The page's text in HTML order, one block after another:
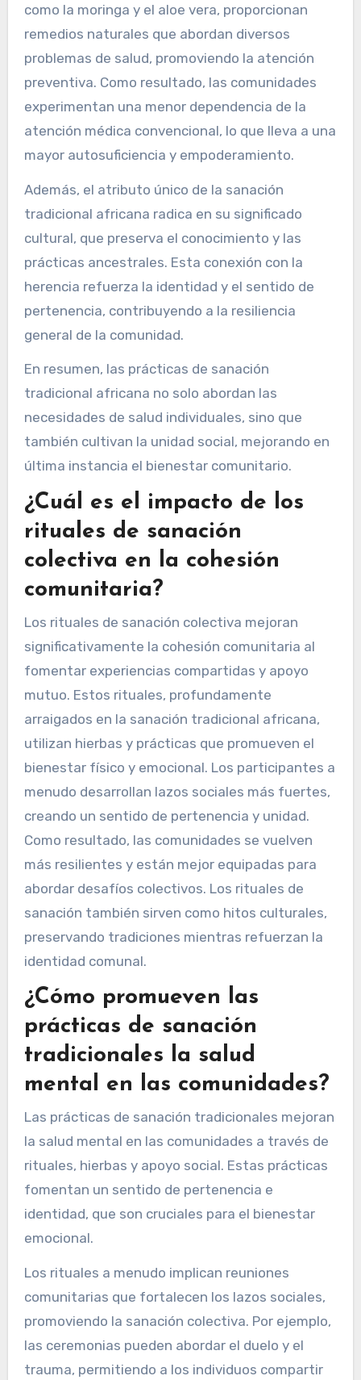
como la moringa y el aloe vera, proporcionan
remedios naturales que abordan diversos
problemas de salud, promoviendo la atención
preventiva. Como resultado, las comunidades
experimentan una menor dependencia de la
atención médica convencional, lo que lleva a una
mayor autosuficiencia y empoderamiento.
Además, el atributo único de la sanación
tradicional africana radica en su significado
cultural, que preserva el conocimiento y las
prácticas ancestrales. Esta conexión con la
herencia refuerza la identidad y el sentido de
pertenencia, contribuyendo a la resiliencia
general de la comunidad.
En resumen, las prácticas de sanación
tradicional africana no solo abordan las
necesidades de salud individuales, sino que
también cultivan la unidad social, mejorando en
última instancia el bienestar comunitario.
¿Cuál es el impacto de los
rituales de sanación
colectiva en la cohesión
comunitaria?
Los rituales de sanación colectiva mejoran
significativamente la cohesión comunitaria al
fomentar experiencias compartidas y apoyo
mutuo. Estos rituales, profundamente
arraigados en la sanación tradicional africana,
utilizan hierbas y prácticas que promueven el
bienestar físico y emocional. Los participantes a
menudo desarrollan lazos sociales más fuertes,
creando un sentido de pertenencia y unidad.
Como resultado, las comunidades se vuelven
más resilientes y están mejor equipadas para
abordar desafíos colectivos. Los rituales de
sanación también sirven como hitos culturales,
preservando tradiciones mientras refuerzan la
identidad comunal.
¿Cómo promueven las
prácticas de sanación
tradicionales la salud
mental en las comunidades?
Las prácticas de sanación tradicionales mejoran
la salud mental en las comunidades a través de
rituales, hierbas y apoyo social. Estas prácticas
fomentan un sentido de pertenencia e
identidad, que son cruciales para el bienestar
emocional.
Los rituales a menudo implican reuniones
comunitarias que fortalecen los lazos sociales,
promoviendo la sanación colectiva. Por ejemplo,
las ceremonias pueden abordar el duelo y el
trauma, permitiendo a los individuos compartir